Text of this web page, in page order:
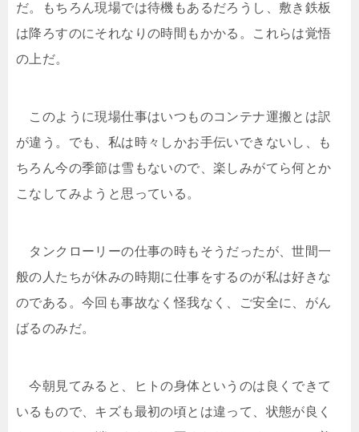
だ。もちろん現場では待機もあるだろうし、敷き鉄板
は降ろすのにそれなりの時間もかかる。これらは覚悟
の上だ。
このように現場仕事はいつものコンテナ運搬とは訳
が違う。でも、私は時々しかお手伝いできないし、も
ちろん今の季節は雪もないので、楽しみがてら何とか
こなしてみようと思っている。
タンクローリーの仕事の時もそうだったが、世間一
般の人たちが休みの時期に仕事をするのが私は好きな
のである。今回も事故なく怪我なく、ご安全に、がん
ばるのみだ。
今朝見てみると、ヒトの身体というのは良くできて
いるもので、キズも最初の頃とは違って、状態が良く